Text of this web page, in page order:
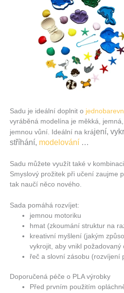
Sadu je ideální doplnit o
vyráběná modelína je měkká,
jemnou vůní. Ideální na krájení,
stříhání, modelování …
Sadu můžete využít také v
Smyslový prožitek při učení zaujme
tak naučí něco nového.
Sada pomáhá rozvíjet:
jemnou motoriku
hmat (zkoumání struktur na
kreativní myšlení (jakým
vykrojit, aby vnikl požadovaný
řeč a slovní zásobu (rozvíjení
Doporučená péče o PLA výrobky
Před prvním použitím